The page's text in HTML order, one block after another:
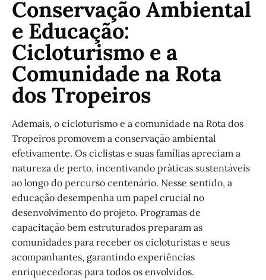
Conservação Ambiental
e Educação:
Cicloturismo e a
Comunidade na Rota
dos Tropeiros
Ademais, o cicloturismo e a comunidade na Rota dos
Tropeiros promovem a conservação ambiental
efetivamente. Os ciclistas e suas famílias apreciam a
natureza de perto, incentivando práticas sustentáveis
ao longo do percurso centenário. Nesse sentido, a
educação desempenha um papel crucial no
desenvolvimento do projeto. Programas de
capacitação bem estruturados preparam as
comunidades para receber os cicloturistas e seus
acompanhantes, garantindo experiências
enriquecedoras para todos os envolvidos.